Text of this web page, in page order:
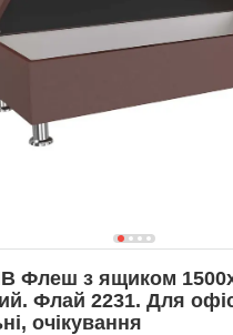
Флеш з ящиком
Флай 2231. Для
очікування